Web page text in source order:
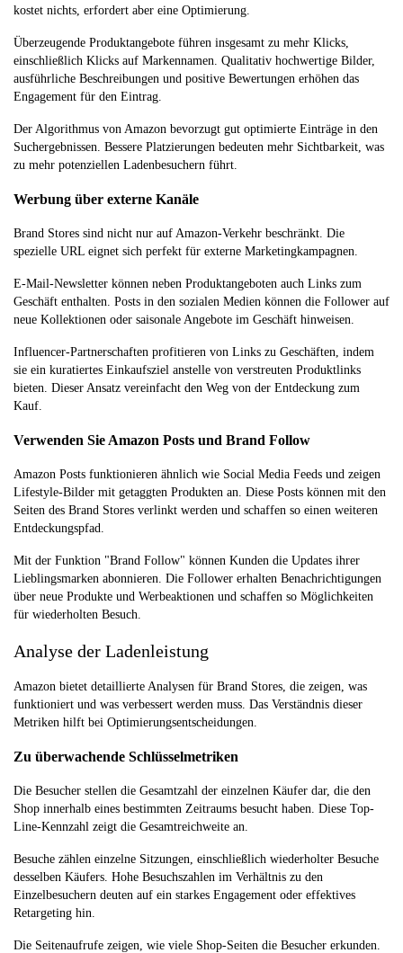
kostet nichts, erfordert aber eine Optimierung.
Überzeugende Produktangebote führen insgesamt zu mehr Klicks,
einschließlich Klicks auf Markennamen. Qualitativ hochwertige Bilder,
ausführliche Beschreibungen und positive Bewertungen erhöhen das
Engagement für den Eintrag.
Der Algorithmus von Amazon bevorzugt gut optimierte Einträge in den
Suchergebnissen. Bessere Platzierungen bedeuten mehr Sichtbarkeit, was
zu mehr potenziellen Ladenbesuchern führt.
Werbung über externe Kanäle
Brand Stores sind nicht nur auf Amazon-Verkehr beschränkt. Die
spezielle URL eignet sich perfekt für externe Marketingkampagnen.
E-Mail-Newsletter können neben Produktangeboten auch Links zum
Geschäft enthalten. Posts in den sozialen Medien können die Follower auf
neue Kollektionen oder saisonale Angebote im Geschäft hinweisen.
Influencer-Partnerschaften profitieren von Links zu Geschäften, indem
sie ein kuratiertes Einkaufsziel anstelle von verstreuten Produktlinks
bieten. Dieser Ansatz vereinfacht den Weg von der Entdeckung zum
Kauf.
Verwenden Sie Amazon Posts und Brand Follow
Amazon Posts funktionieren ähnlich wie Social Media Feeds und zeigen
Lifestyle-Bilder mit getaggten Produkten an. Diese Posts können mit den
Seiten des Brand Stores verlinkt werden und schaffen so einen weiteren
Entdeckungspfad.
Mit der Funktion "Brand Follow" können Kunden die Updates ihrer
Lieblingsmarken abonnieren. Die Follower erhalten Benachrichtigungen
über neue Produkte und Werbeaktionen und schaffen so Möglichkeiten
für wiederholten Besuch.
Analyse der Ladenleistung
Amazon bietet detaillierte Analysen für Brand Stores, die zeigen, was
funktioniert und was verbessert werden muss. Das Verständnis dieser
Metriken hilft bei Optimierungsentscheidungen.
Zu überwachende Schlüsselmetriken
Die Besucher stellen die Gesamtzahl der einzelnen Käufer dar, die den
Shop innerhalb eines bestimmten Zeitraums besucht haben. Diese Top-
Line-Kennzahl zeigt die Gesamtreichweite an.
Besuche zählen einzelne Sitzungen, einschließlich wiederholter Besuche
desselben Käufers. Hohe Besuchszahlen im Verhältnis zu den
Einzelbesuchern deuten auf ein starkes Engagement oder effektives
Retargeting hin.
Die Seitenaufrufe zeigen, wie viele Shop-Seiten die Besucher erkunden.